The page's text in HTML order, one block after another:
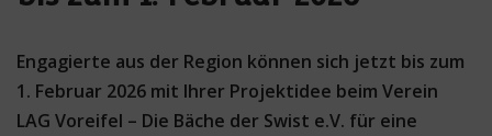
Engagierte aus der Region können sich jetzt bis zum
1. Februar 2026 mit Ihrer Projektidee beim Verein
LAG Voreifel – Die Bäche der Swist e.V. für eine